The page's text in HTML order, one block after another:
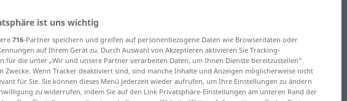
für "neckisch"
ist uns wichtig
716-Partner speichern und greifen auf personenbezogene Daten wie Browserdaten oder
auf Ihrem Gerät zu. Durch Auswahl von Akzeptieren aktivieren Sie Tracking-
für die unter „Wir und unsere Partner verarbeiten Daten, um Ihnen Dienste bereitzustellen“
Zwecke. Wenn Tracker deaktiviert sind, sind manche Inhalte und Anzeigen möglicherweise nicht
für Sie. Sie können dieses Menü jederzeit wieder aufrufen, um Ihre Einstellungen zu ändern
zu widerrufen, indem Sie auf den Link Privatsphäre-Einstellungen am unteren Rand der